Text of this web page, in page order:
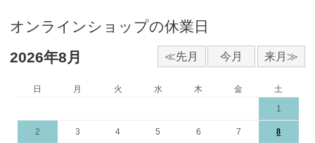
オンラインショップの休業日
2026年8月
日 月 火 水 木 金
土
1
2 3 4 5 6 7 8